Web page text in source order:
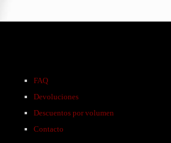
FAQ
Devoluciones
Descuentos por volumen
Contacto